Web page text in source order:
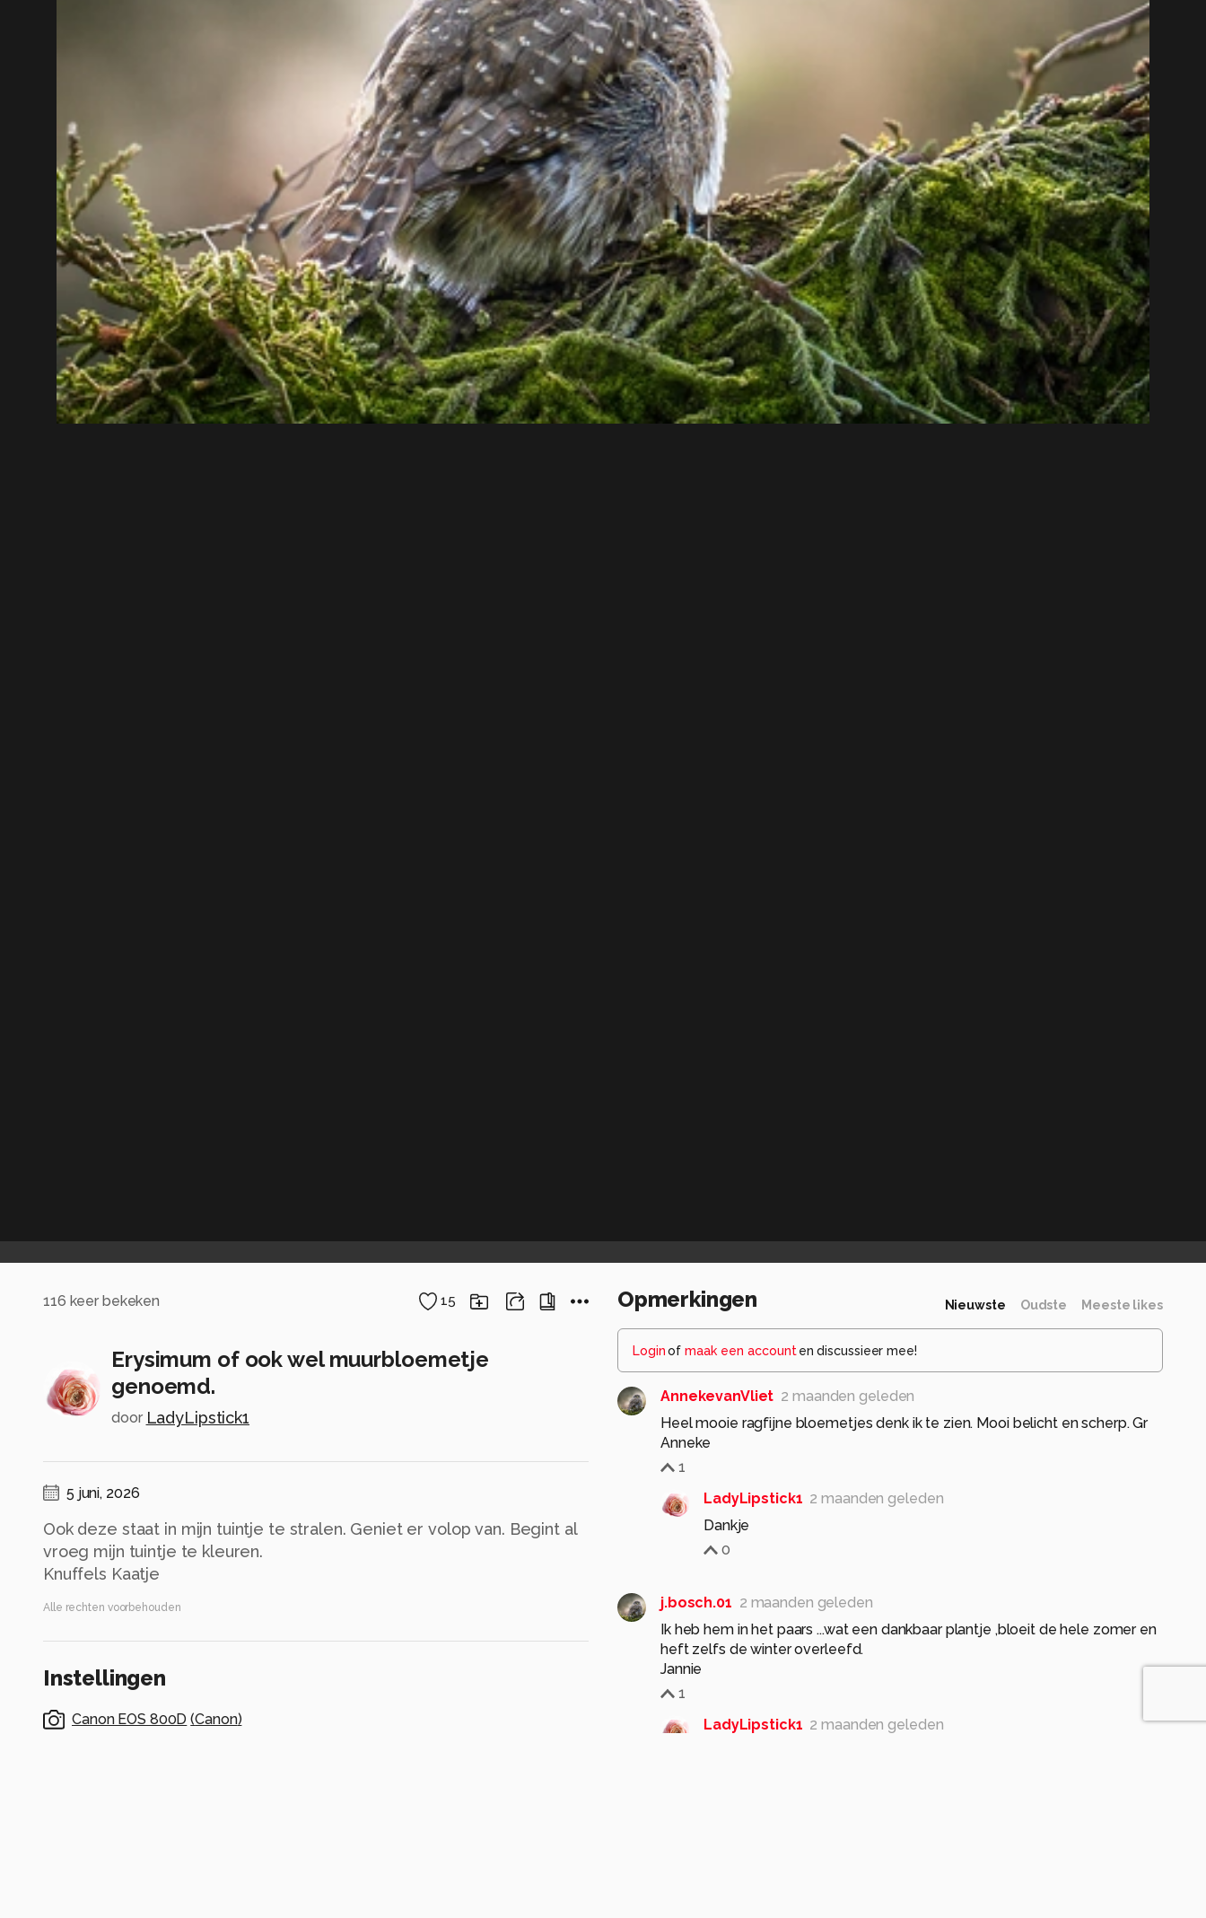
116 keer bekeken 15
Erysimum of ook wel muurbloemetje
genoemd.
door LadyLipstick1
5 juni, 2026
Ook deze staat in mijn tuintje te stralen. Geniet er volop van. Begint al
vroeg mijn tuintje te kleuren.
Knuffels Kaatje
Alle rechten voorbehouden
Instellingen
Canon EOS 800D (Canon)
Opmerkingen Nieuwste Oudste Meeste likes
Loginof maak een account en discussieer mee!
AnnekevanVliet 2 maanden geleden
Heel mooie ragfijne bloemetjes denk ik te zien. Mooi belicht en scherp. Gr
Anneke
1
LadyLipstick1 2 maanden geleden
Dankje
0
j.bosch.01 2 maanden geleden
Ik heb hem in het paars ...wat een dankbaar plantje ,bloeit de hele zomer en
heft zelfs de winter overleefd.
Jannie
1
LadyLipstick1 2 maanden geleden